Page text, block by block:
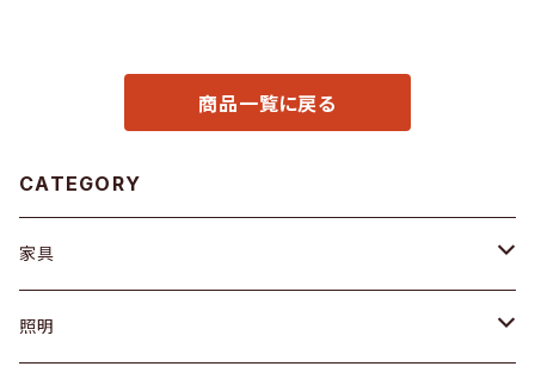
商品一覧に戻る
CATEGORY
家具
ソファ / ベンチ
照明